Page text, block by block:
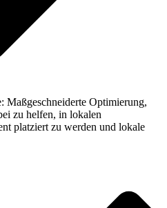
Maßgeschneiderte Optimierung,
zu helfen, in lokalen
platziert zu werden und lokale